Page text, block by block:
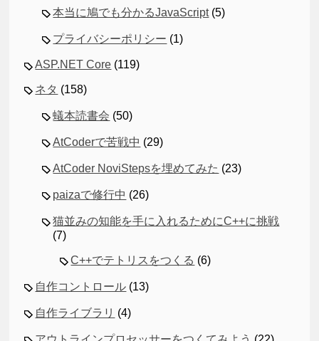
本当に鳩でも分かるJavaScript(5)
プライバシーポリシー (1)
ASP.NET Core (119)
ネタ (158)
蟻本読書会 (50)
AtCoderで苦戦中 (29)
AtCoder NoviStepsを埋めてみた (23)
paizaで修行中 (26)
猫並みの知能を手に入れるためにC++に挑戦
(7)
C++でテトリスをつくる (6)
自作コントロール (13)
自作ライブラリ (4)